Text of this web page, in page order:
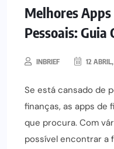
Melhores
Pessoais: Guia
INBRIEF 12
Se está cansado de
finanças, as apps de
que procura. Com
possível encontrar a